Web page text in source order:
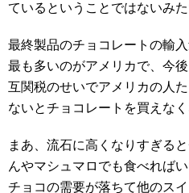
ているということではないみた
最終製品のチョコレートの輸
最も多いのがアメリカで、今
互関税のせいでアメリカの人
ないとチョコレートを買えな
まあ、流石に高くなりすぎる
んやマシュマロでも食べれば
チョコの需要が落ちて他のス